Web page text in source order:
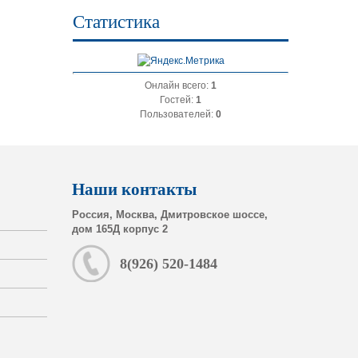
Статистика
Онлайн всего: 1
Гостей: 1
Пользователей: 0
Наши контакты
Россия, Москва, Дмитровское шоссе,
дом 165Д корпус 2
8(926) 520-1484